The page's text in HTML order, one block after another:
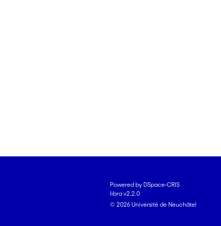
Powered by DSpace-CRIS
libra v2.2.0
© 2026 Université de Neuchâtel